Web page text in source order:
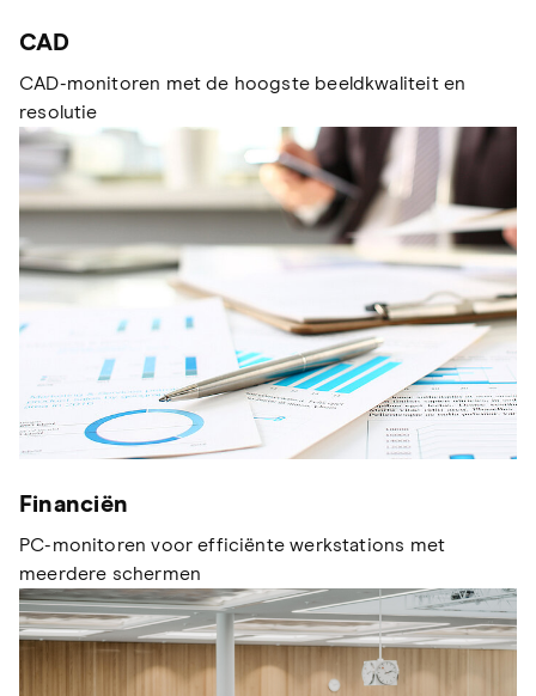
CAD
CAD-monitoren met de hoogste beeldkwaliteit en
resolutie
Financiën
PC-monitoren voor efficiënte werkstations met
meerdere schermen